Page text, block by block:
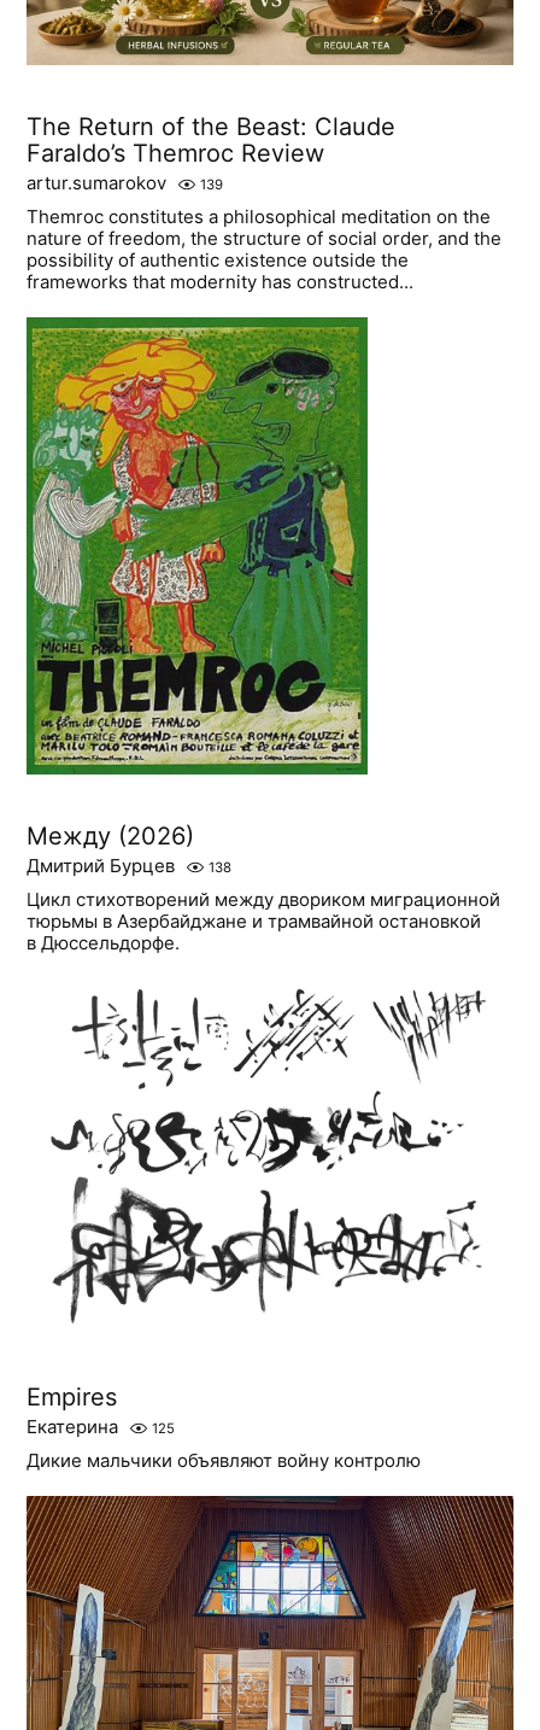
The Return of the Beast: Claude
Faraldo’s Themroc Review
artur.sumarokov 139
Themroc constitutes a philosophical meditation on the
nature of freedom, the structure of social order, and the
possibility of authentic existence outside the
frameworks that modernity has constructed...
Между (2026)
Дмитрий Бурцев 138
Цикл стихотворений между двориком миграционной
тюрьмы в Азербайджане и трамвайной остановкой
в Дюссельдорфе.
Empires
Екатерина 125
Дикие мальчики объявляют войну контролю